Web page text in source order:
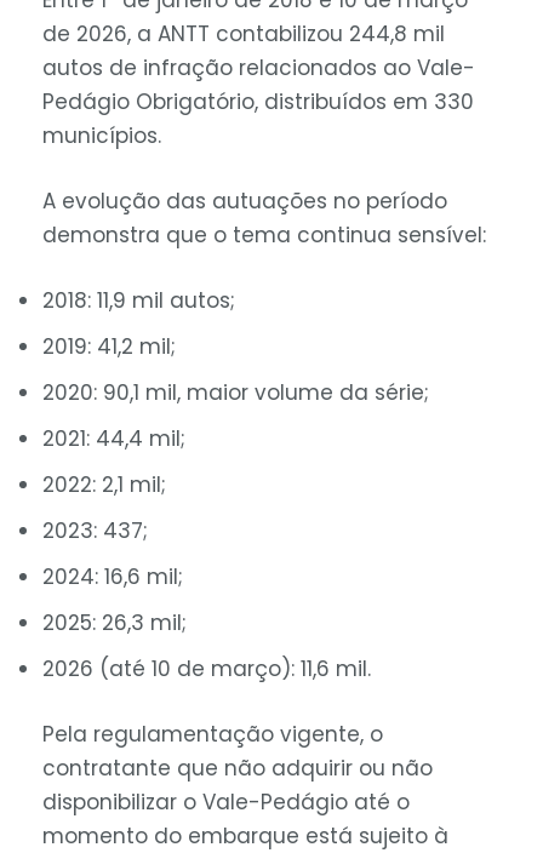
de 2026, a ANTT contabilizou 244,8 mil
autos de infração relacionados ao Vale-
Pedágio Obrigatório, distribuídos em 330
municípios.
A evolução das autuações no período
demonstra que o tema continua sensível:
2018: 11,9 mil autos;
2019: 41,2 mil;
2020: 90,1 mil, maior volume da série;
2021: 44,4 mil;
2022: 2,1 mil;
2023: 437;
2024: 16,6 mil;
2025: 26,3 mil;
2026 (até 10 de março): 11,6 mil.
Pela regulamentação vigente, o
contratante que não adquirir ou não
disponibilizar o Vale-Pedágio até o
momento do embarque está sujeito à